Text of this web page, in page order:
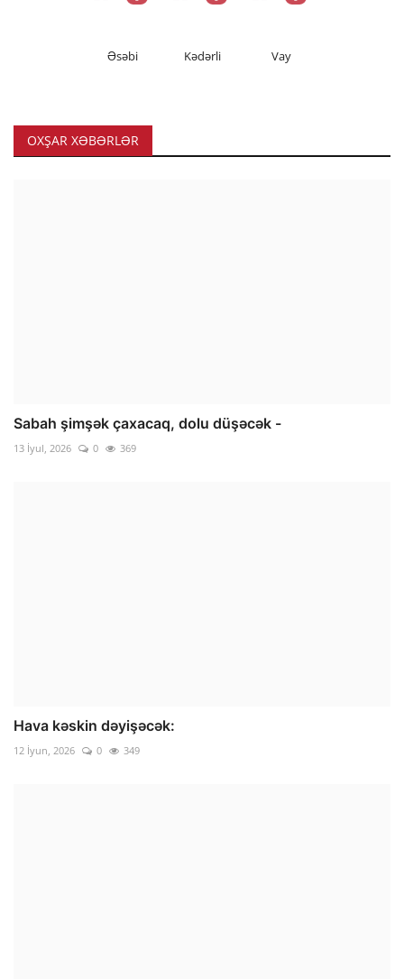
Əsəbi Kədərli Vay
OXŞAR XƏBƏRLƏR
Sabah şimşək çaxacaq, dolu düşəcək -
13 İyul, 2026 0 369
Hava kəskin dəyişəcək:
12 İyun, 2026 0 349